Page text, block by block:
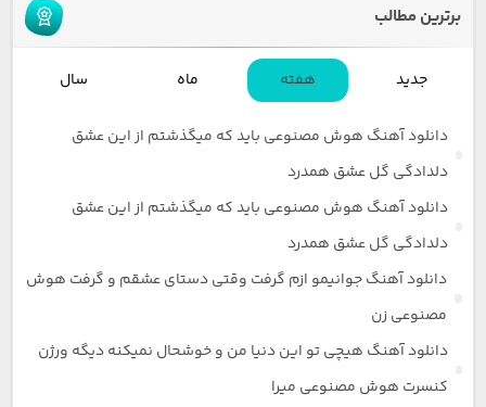
برترین مطالب
جدید هفته ماه سال
دانلود آهنگ هوش مصنوعی باید که میگذشتم از این عشق
دلدادگی گل عشق همدرد
دانلود آهنگ هوش مصنوعی باید که میگذشتم از این عشق
دلدادگی گل عشق همدرد
دانلود آهنگ جوانیمو ازم گرفت وقتی دستای عشقم و گرفت هوش
مصنوعی زن
دانلود آهنگ هیچی تو این دنیا من و خوشحال نمیکنه دیگه ورژن
کنسرت هوش مصنوعی میرا